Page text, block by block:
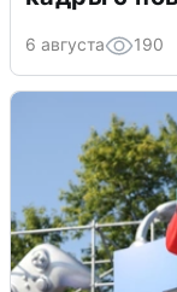
6 августа 190